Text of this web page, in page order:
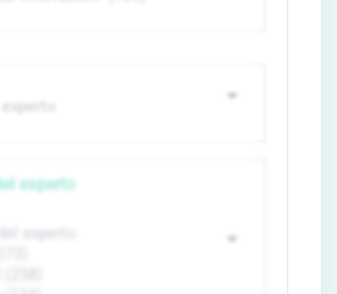
experto